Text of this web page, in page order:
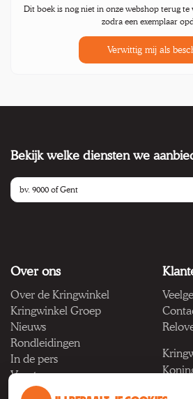
Dit boek is nog niet in onze webshop terug
zodra een exemplaar
Verwittig mij als
Bekijk welke diensten we
Over ons
Over de Kringwinkel
Kringwinkel Groep
Nieuws
Rondleidingen
In de pers
Vacatures